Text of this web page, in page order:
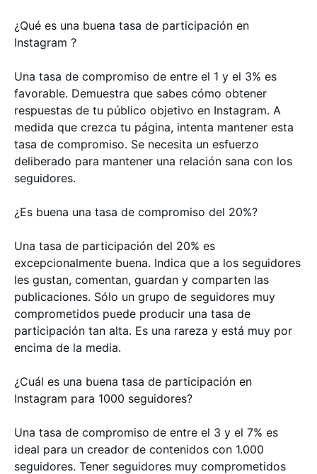
¿Qué es una buena tasa de participación en
Instagram ?
Una tasa de compromiso de entre el 1 y el 3% es
favorable. Demuestra que sabes cómo obtener
respuestas de tu público objetivo en Instagram. A
medida que crezca tu página, intenta mantener esta
tasa de compromiso. Se necesita un esfuerzo
deliberado para mantener una relación sana con los
seguidores.
¿Es buena una tasa de compromiso del 20%?
Una tasa de participación del 20% es
excepcionalmente buena. Indica que a los seguidores
les gustan, comentan, guardan y comparten las
publicaciones. Sólo un grupo de seguidores muy
comprometidos puede producir una tasa de
participación tan alta. Es una rareza y está muy por
encima de la media.
¿Cuál es una buena tasa de participación en
Instagram para 1000 seguidores?
Una tasa de compromiso de entre el 3 y el 7% es
ideal para un creador de contenidos con 1.000
seguidores. Tener seguidores muy comprometidos